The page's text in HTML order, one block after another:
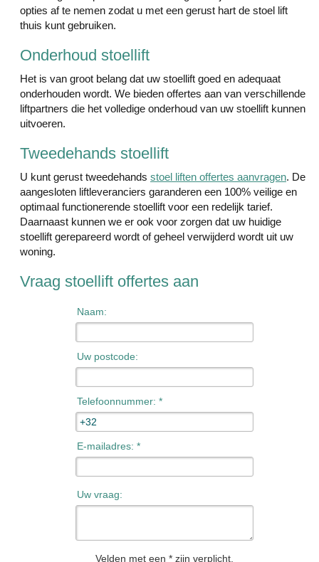
opties af te nemen zodat u met een gerust hart de stoel lift
thuis kunt gebruiken.
Onderhoud stoellift
Het is van groot belang dat uw stoellift goed en adequaat
onderhouden wordt. We bieden offertes aan van verschillende
liftpartners die het volledige onderhoud van uw stoellift kunnen
uitvoeren.
Tweedehands stoellift
U kunt gerust tweedehands stoel liften offertes aanvragen. De
aangesloten liftleveranciers garanderen een 100% veilige en
optimaal functionerende stoellift voor een redelijk tarief.
Daarnaast kunnen we er ook voor zorgen dat uw huidige
stoellift gerepareerd wordt of geheel verwijderd wordt uit uw
woning.
Vraag stoellift offertes aan
Naam:
Uw postcode:
Telefoonnummer: *
E-mailadres: *
Uw vraag:
Velden met een * zijn verplicht.